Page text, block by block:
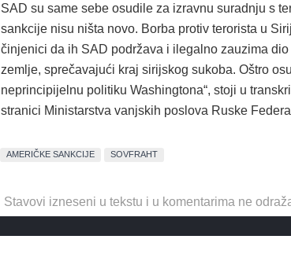
SAD su same sebe osudile za izravnu suradnju s
sankcije nisu ništa novo. Borba protiv terorista u
činjenici da ih SAD podržava i ilegalno zauzima
zemlje, sprečavajući kraj sirijskog sukoba. Oštro
neprincipijelnu politiku Washingtona“, stoji u
stranici Ministarstva vanjskih poslova Ruske
AMERIČKE SANKCIJE SOVFRAHT
Stavovi izneseni u tekstu i u komentarima ne